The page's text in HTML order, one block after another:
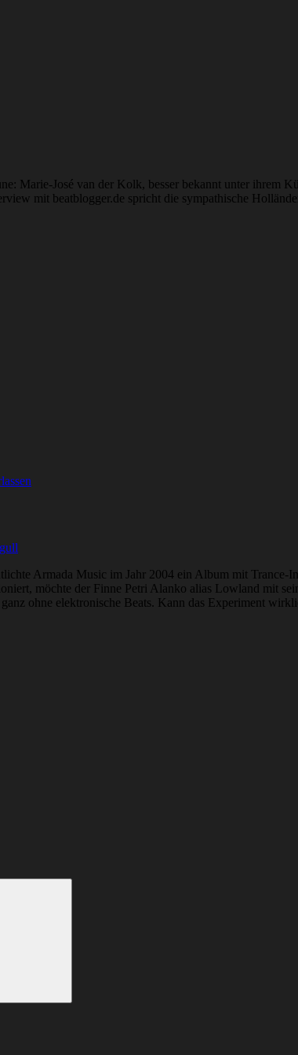
Marie-José van der Kolk, besser bekannt unter ihrem
mit beatblogger.de spricht die sympathische
Armada Music im Jahr 2004 ein Album mit
möchte der Finne Petri Alanko alias Lowland mit
ohne elektronische Beats. Kann das Experiment